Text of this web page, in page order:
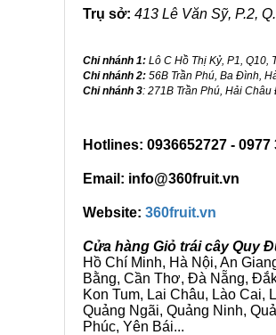
Trụ sở: 413 Lê Văn Sỹ, P.2,
Chi nhánh 1: Lô C Hồ Thị Kỷ, P1, Q10,
Chi nhánh 2: 56B Trần Phú, Ba Đình,
Chi nhánh 3: 271B Trần Phú, Hải
Hotlines: 0936652727 - 0977
Email: info@360fruit.vn
Website: 360fruit.vn
Cửa hàng Giỏ trái cây Quy
Hồ Chí Minh, Hà Nội, An
Bằng, Cần Thơ, Đà Nẵng,
Kon Tum, Lai Châu, Lào Cai,
Quảng Ngãi, Quảng Ninh,
Phúc, Yên Bái...